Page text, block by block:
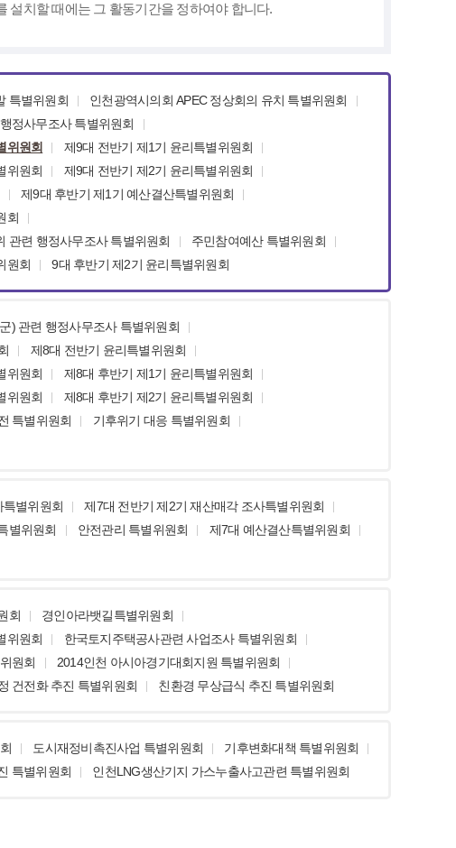
설치할 때에는 그 활동기간을 정하여야 합니다.
특별위원회
인천광역시의회 APEC 정상회의 유치 특별위원회
정사무조사 특별위원회
위원회
제9대 전반기 제1기 윤리특별위원회
위원회
제9대 전반기 제2기 윤리특별위원회
제9대 후반기 제1기 예산결산특별위원회
회
관련 행정사무조사 특별위원회
주민참여예산 특별위원회
원회
9대 후반기 제2기 윤리특별위원회
) 관련 행정사무조사 특별위원회
제8대 전반기 윤리특별위원회
위원회
제8대 후반기 제1기 윤리특별위원회
위원회
제8대 후반기 제2기 윤리특별위원회
특별위원회
기후위기 대응 특별위원회
특별위원회
제7대 전반기 제2기 재산매각 조사특별위원회
별위원회
안전관리 특별위원회
제7대 예산결산특별위원회
회
경인아라뱃길특별위원회
위원회
한국토지주택공사관련 사업조사 특별위원회
원회
2014인천 아시아경기대회지원 특별위원회
건전화 추진 특별위원회 친환경 무상급식 추진 특별위원회
도시재정비촉진사업 특별위원회
기후변화대책 특별위원회
특별위원회
인천LNG생산기지 가스누출사고관련 특별위원회